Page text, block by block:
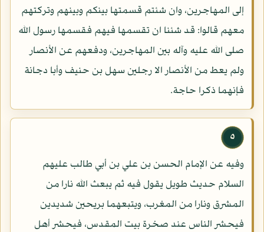
إلى المهاجرين، وان شئتم قسمتها بينكم وبينهم وتركتهم
معهم قالوا: قد شئنا ان تقسمها فيهم فقسمها رسول الله
صلى الله عليه وآله بين المهاجرين، ودفعهم عن الأنصار
ولم يعط من الأنصار الا رجلين سهل بن حنيف وأبا دجانة
فإنهما ذكرا حاجة.
٥
وفيه عن الإمام الحسن بن علي بن أبي طالب عليهم
السلام حديث طويل يقول فيه ثم يبعث الله نارا من
المشرق ونارا من المغرب، ويتبعهما بريحين شديدين
فيحشر الناس عند صخرة بيت المقدس، فيحشر أهل